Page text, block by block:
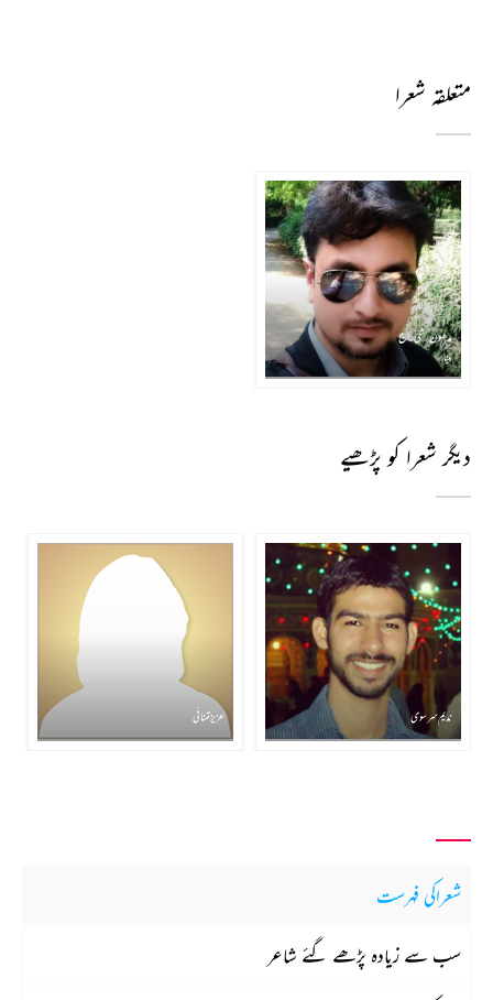
متعلقہ شعرا
مدھون رشی راج
بیٹا
دیگر شعرا کو پڑھیے
ندیم سرسوی عزیز تمنائی
شعراکی فہرست
سب سے زیادہ پڑھے گئے شاعر